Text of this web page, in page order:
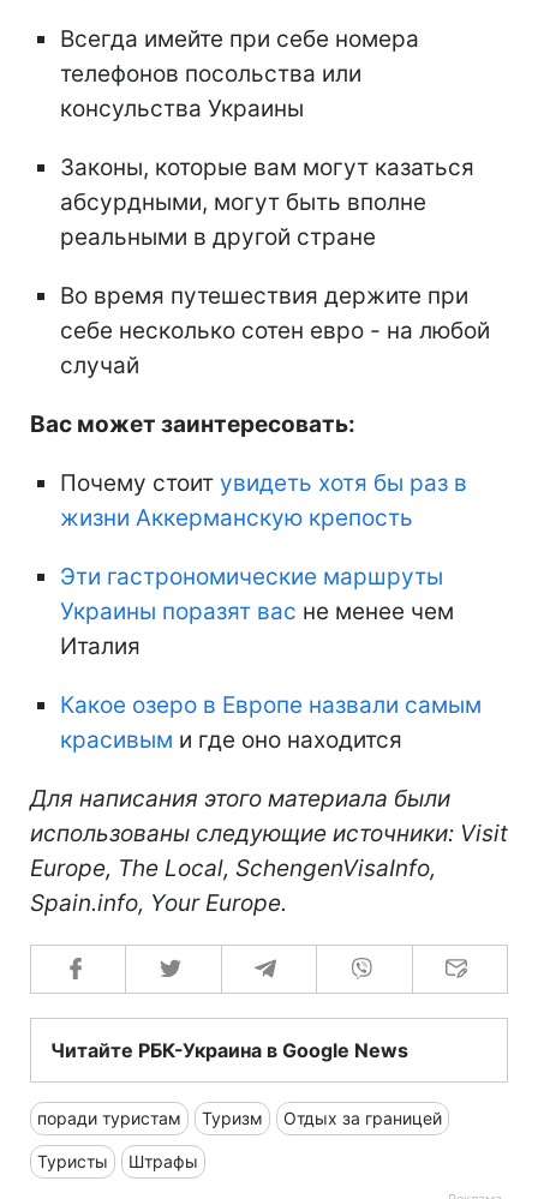
Всегда имейте при себе номера
телефонов посольства или
консульства Украины
Законы, которые вам могут казаться
абсурдными, могут быть вполне
реальными в другой стране
Во время путешествия держите при
себе несколько сотен евро - на любой
случай
Вас может заинтересовать:
Почему стоит увидеть хотя бы раз в
жизни Аккерманскую крепость
Эти гастрономические маршруты
Украины поразят вас не менее чем
Италия
Какое озеро в Европе назвали самым
красивым и где оно находится
Для написания этого материала были
использованы следующие источники: Visit
Europe, The Local, SchengenVisaInfo,
Spain.info, Your Europe.
Читайте РБК-Украина в Google News
поради туристам Туризм Отдых за границей
Туристы Штрафы